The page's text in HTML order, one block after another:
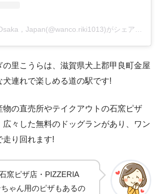
Sun yellow Lab Osaka，Japan(@wanco.riki1013)がシェアした投稿
の里こうらは、滋賀県犬上郡甲良町金屋
犬連れで楽しめる道の駅です!
物の直売所やテイクアウトの石窯ピザ
広々した無料のドッグランがあり、ワン
走り回れます!
窯ピザ店・PIZZERIA
ゃん用のピザもあるの